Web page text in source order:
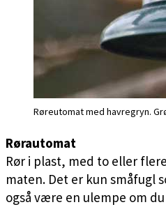
Røreutomat med havregryn.
Rørautomat
Rør i plast, med to eller
maten. Det er kun småfugl
også være en ulempe om